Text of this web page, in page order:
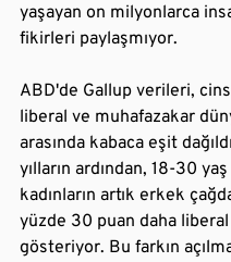
yaşayan on milyonlarca
fikirleri paylaşmıyor.
ABD'de Gallup verileri,
liberal ve muhafazakar
arasında kabaca eşit
yılların ardından, 18-30 yaş
kadınların artık erkek
yüzde 30 puan daha
gösteriyor. Bu farkın